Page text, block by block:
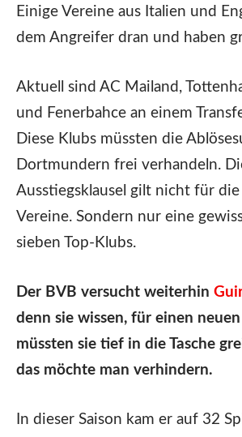
Einige Vereine aus Italien und
dem Angreifer dran und haben
Aktuell sind AC Mailand,
und Fenerbahce an einem
Diese Klubs müssten die
Dortmundern frei verhandeln.
Ausstiegsklausel gilt nicht für
Vereine. Sondern nur eine
sieben Top-Klubs.
Der BVB versucht weiterhin
denn sie wissen, für einen
müssten sie tief in die Tasche
das möchte man verhindern.
In dieser Saison kam er auf 32